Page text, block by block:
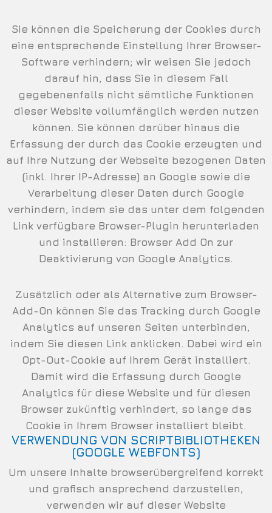
Sie können die Speicherung der Cookies durch
eine entsprechende Einstellung Ihrer Browser-
Software verhindern; wir weisen Sie jedoch
darauf hin, dass Sie in diesem Fall
gegebenenfalls nicht sämtliche Funktionen
dieser Website vollumfänglich werden nutzen
können. Sie können darüber hinaus die
Erfassung der durch das Cookie erzeugten und
auf Ihre Nutzung der Webseite bezogenen Daten
(inkl. Ihrer IP-Adresse) an Google sowie die
Verarbeitung dieser Daten durch Google
verhindern, indem sie das unter dem folgenden
Link verfügbare Browser-Plugin herunterladen
und installieren: Browser Add On zur
Deaktivierung von Google Analytics.
Zusätzlich oder als Alternative zum Browser-
Add-On können Sie das Tracking durch Google
Analytics auf unseren Seiten unterbinden,
indem Sie diesen Link anklicken . Dabei wird ein
Opt-Out-Cookie auf Ihrem Gerät installiert.
Damit wird die Erfassung durch Google
Analytics für diese Website und für diesen
Browser zukünftig verhindert, so lange das
Cookie in Ihrem Browser installiert bleibt.
VERWENDUNG VON SCRIPTBIBLIOTHEKEN
(GOOGLE WEBFONTS)
Um unsere Inhalte browserübergreifend korrekt
und grafisch ansprechend darzustellen,
verwenden wir auf dieser Website